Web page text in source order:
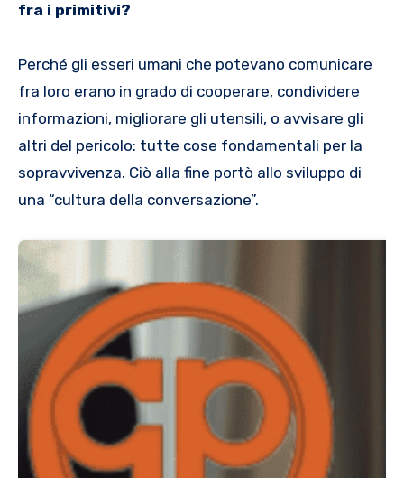
fra i primitivi?
Perché gli esseri umani che potevano comunicare
fra loro erano in grado di cooperare, condividere
informazioni, migliorare gli utensili, o avvisare gli
altri del pericolo: tutte cose fondamentali per la
sopravvivenza. Ciò alla fine portò allo sviluppo di
una “cultura della conversazione”.